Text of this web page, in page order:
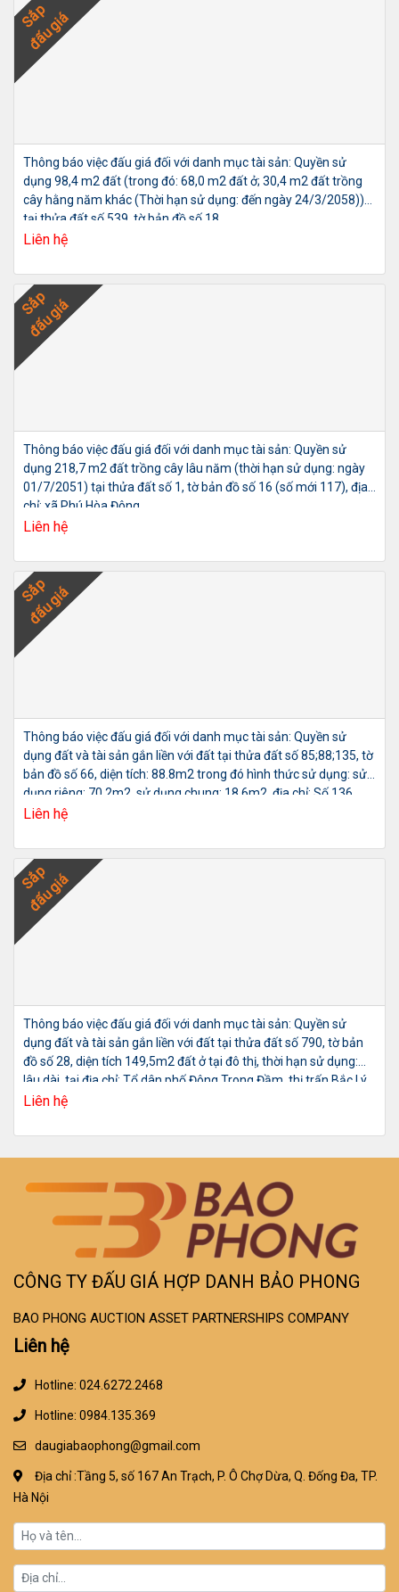
Sắp
đấu giá
Thông báo việc đấu giá đối với danh mục tài sản: Quyền sử
dụng 98,4 m2 đất (trong đó: 68,0 m2 đất ở; 30,4 m2 đất trồng
cây hằng năm khác (Thời hạn sử dụng: đến ngày 24/3/2058))
tại thửa đất số 539, tờ bản đồ số 18,
Liên hệ
Sắp
đấu giá
Thông báo việc đấu giá đối với danh mục tài sản: Quyền sử
dụng 218,7 m2 đất trồng cây lâu năm (thời hạn sử dụng: ngày
01/7/2051) tại thửa đất số 1, tờ bản đồ số 16 (số mới 117), địa
chỉ: xã Phú Hòa Đông,
Liên hệ
Sắp
đấu giá
Thông báo việc đấu giá đối với danh mục tài sản: Quyền sử
dụng đất và tài sản gắn liền với đất tại thửa đất số 85;88;135, tờ
bản đồ số 66, diện tích: 88.8m2 trong đó hình thức sử dụng: sử
dụng riêng: 70.2m2, sử dụng chung: 18.6m2, địa chỉ: Số 136
ngõ 158 Ngọc Hà, phường Ngọc Hà, quận Ba Đình
Liên hệ
Sắp
đấu giá
Thông báo việc đấu giá đối với danh mục tài sản: Quyền sử
dụng đất và tài sản gắn liền với đất tại thửa đất số 790, tờ bản
đồ số 28, diện tích 149,5m2 đất ở tại đô thị, thời hạn sử dụng:
lâu dài, tại địa chỉ: Tổ dân phố Đông Trong Đầm, thị trấn Bắc Lý,
huyện Hiệp Hòa, tỉnh Bắc Giang
Liên hệ
CÔNG TY ĐẤU GIÁ HỢP DANH BẢO PHONG
BAO PHONG AUCTION ASSET PARTNERSHIPS COMPANY
Liên hệ
Hotline: 024.6272.2468
Hotline: 0984.135.369
daugiabaophong@gmail.com
Địa chỉ :Tầng 5, số 167 An Trạch, P. Ô Chợ Dừa, Q. Đống Đa, TP.
Hà Nội